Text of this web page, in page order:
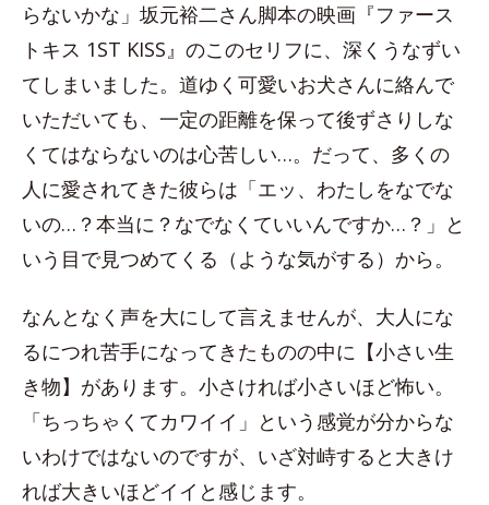
らないかな」坂元裕二さん脚本の映画『ファース
トキス 1ST KISS』のこのセリフに、深くうなずい
てしまいました。道ゆく可愛いお犬さんに絡んで
いただいても、一定の距離を保って後ずさりしな
くてはならないのは心苦しい…。だって、多くの
人に愛されてきた彼らは「エッ、わたしをなでな
いの…？本当に？なでなくていいんですか…？」と
いう目で見つめてくる（ような気がする）から。
なんとなく声を大にして言えませんが、大人にな
るにつれ苦手になってきたものの中に【小さい生
き物】があります。小さければ小さいほど怖い。
「ちっちゃくてカワイイ」という感覚が分からな
いわけではないのですが、いざ対峙すると大きけ
れば大きいほどイイと感じます。